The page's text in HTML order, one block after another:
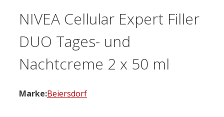
NIVEA Cellular Expert Filler
DUO Tages- und
Nachtcreme 2 x 50 ml
Marke:Beiersdorf